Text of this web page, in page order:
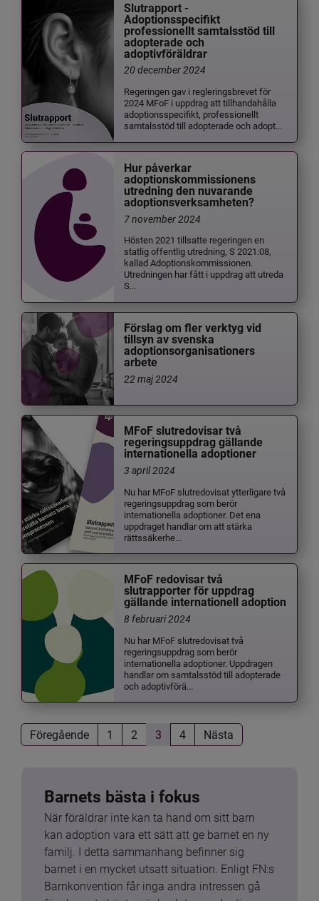
Slutrapport -
Adoptionsspecifikt
professionellt samtalsstöd till
adopterade och
adoptivföräldrar
20 december 2024
Regeringen gav i regleringsbrevet för
2024 MFoF i uppdrag att tillhandahålla
adoptionsspecifikt, professionellt
samtalsstöd till adopterade och adopt...
Hur påverkar
adoptionskommissionens
utredning den nuvarande
adoptionsverksamheten?
7 november 2024
Hösten 2021 tillsatte regeringen en
statlig offentlig utredning, S 2021:08,
kallad Adoptionskommissionen.
Utredningen har fått i uppdrag att utreda
S...
Förslag om fler verktyg vid
tillsyn av svenska
adoptionsorganisationers
arbete
22 maj 2024
MFoF slutredovisar två
regeringsuppdrag gällande
internationella adoptioner
3 april 2024
Nu har MFoF slutredovisat ytterligare två
regeringsuppdrag som berör
internationella adoptioner. Det ena
uppdraget handlar om att stärka
rättssäkerhe...
MFoF redovisar två
slutrapporter för uppdrag
gällande internationell adoption
8 februari 2024
Nu har MFoF slutredovisat två
regeringsuppdrag som berör
internationella adoptioner. Uppdragen
handlar om samtalsstöd till adopterade
och adoptivförä...
Föregående 1 2 3 4 Nästa
Barnets bästa i fokus
När föräldrar inte kan ta hand om sitt barn
kan adoption vara ett sätt att ge barnet en ny
familj. I detta sammanhang befinner sig
barnet i en mycket utsatt situation. Enligt FN:s
Barnkonvention får inga andra intressen gå